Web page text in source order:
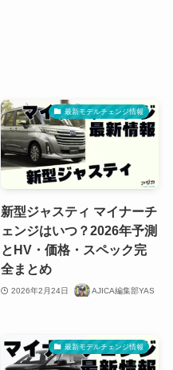
最新モデルチェンジ情報
新型ジャスティ マイナーチ
ェンジはいつ？2026年予測
とHV・価格・スペック完
全まとめ
2026年2月24日 AJICA編集部YAS
最新モデルチェンジ情報